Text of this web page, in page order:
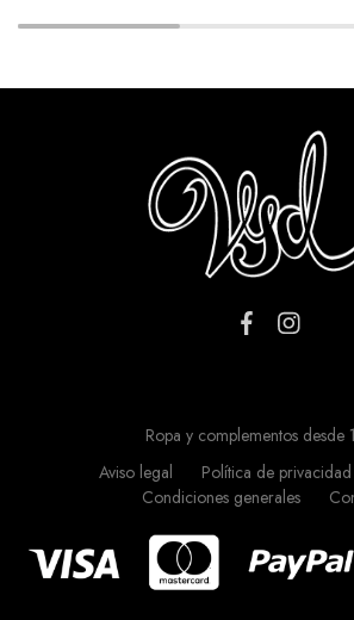
Ropa y complementos desde
Aviso legal
Política de privacidad
Condiciones generales